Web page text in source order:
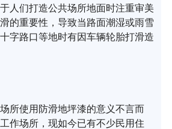
人们打造公共场所地面时注重审美
的重要性，导致当路面潮湿或雨雪
字路口等地时有因车辆轮胎打滑造
所使用防滑地坪漆的意义不言而
作场所，现如今已有不少民用住